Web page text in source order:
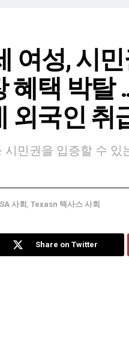
여성, 시
혜택 박탈
외국인 취
민권을 입증할 수 있
사회 Texasn 텍사스 사회
Share on Twitter